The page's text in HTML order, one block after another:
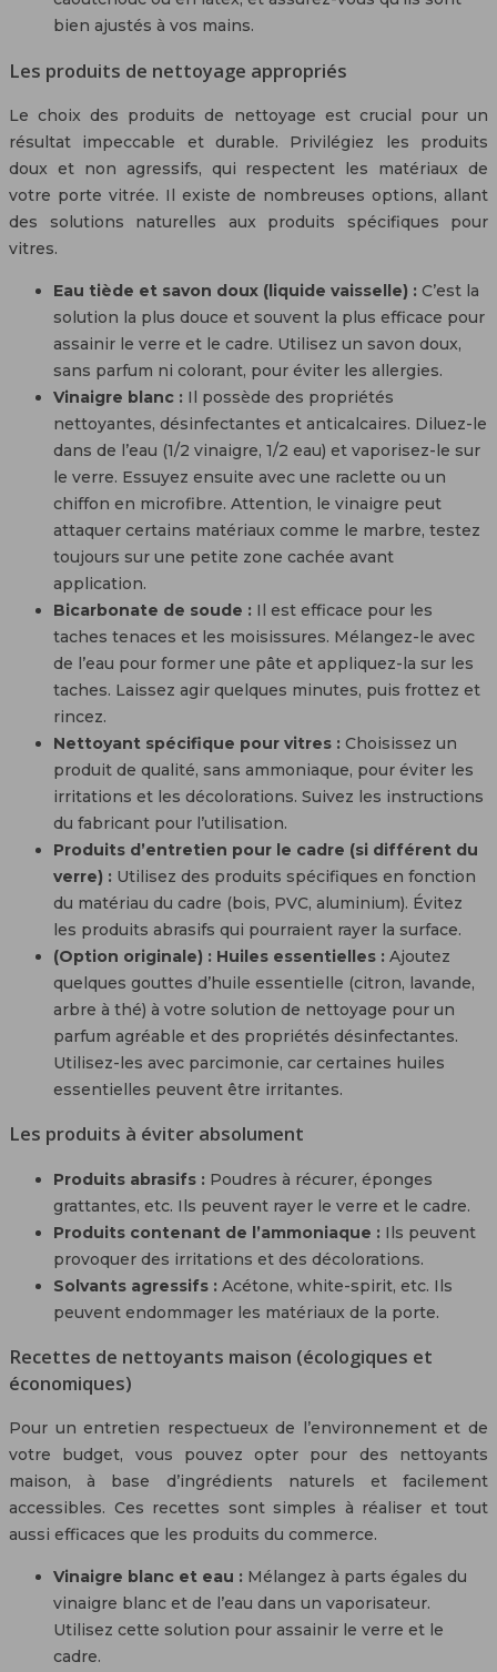
bien ajustés à vos mains.
Les produits de nettoyage appropriés
Le choix des produits de nettoyage est crucial pour un
résultat impeccable et durable. Privilégiez les produits
doux et non agressifs, qui respectent les matériaux de
votre porte vitrée. Il existe de nombreuses options, allant
des solutions naturelles aux produits spécifiques pour
vitres.
Eau tiède et savon doux (liquide vaisselle) : C’est la
solution la plus douce et souvent la plus efficace pour
assainir le verre et le cadre. Utilisez un savon doux,
sans parfum ni colorant, pour éviter les allergies.
Vinaigre blanc : Il possède des propriétés
nettoyantes, désinfectantes et anticalcaires. Diluez-le
dans de l’eau (1/2 vinaigre, 1/2 eau) et vaporisez-le sur
le verre. Essuyez ensuite avec une raclette ou un
chiffon en microfibre. Attention, le vinaigre peut
attaquer certains matériaux comme le marbre, testez
toujours sur une petite zone cachée avant
application.
Bicarbonate de soude : Il est efficace pour les
taches tenaces et les moisissures. Mélangez-le avec
de l’eau pour former une pâte et appliquez-la sur les
taches. Laissez agir quelques minutes, puis frottez et
rincez.
Nettoyant spécifique pour vitres : Choisissez un
produit de qualité, sans ammoniaque, pour éviter les
irritations et les décolorations. Suivez les instructions
du fabricant pour l’utilisation.
Produits d’entretien pour le cadre (si différent du
verre) : Utilisez des produits spécifiques en fonction
du matériau du cadre (bois, PVC, aluminium). Évitez
les produits abrasifs qui pourraient rayer la surface.
(Option originale) : Huiles essentielles : Ajoutez
quelques gouttes d’huile essentielle (citron, lavande,
arbre à thé) à votre solution de nettoyage pour un
parfum agréable et des propriétés désinfectantes.
Utilisez-les avec parcimonie, car certaines huiles
essentielles peuvent être irritantes.
Les produits à éviter absolument
Produits abrasifs : Poudres à récurer, éponges
grattantes, etc. Ils peuvent rayer le verre et le cadre.
Produits contenant de l’ammoniaque : Ils peuvent
provoquer des irritations et des décolorations.
Solvants agressifs : Acétone, white-spirit, etc. Ils
peuvent endommager les matériaux de la porte.
Recettes de nettoyants maison (écologiques et
économiques)
Pour un entretien respectueux de l’environnement et de
votre budget, vous pouvez opter pour des nettoyants
maison, à base d’ingrédients naturels et facilement
accessibles. Ces recettes sont simples à réaliser et tout
aussi efficaces que les produits du commerce.
Vinaigre blanc et eau : Mélangez à parts égales du
vinaigre blanc et de l’eau dans un vaporisateur.
Utilisez cette solution pour assainir le verre et le
cadre.